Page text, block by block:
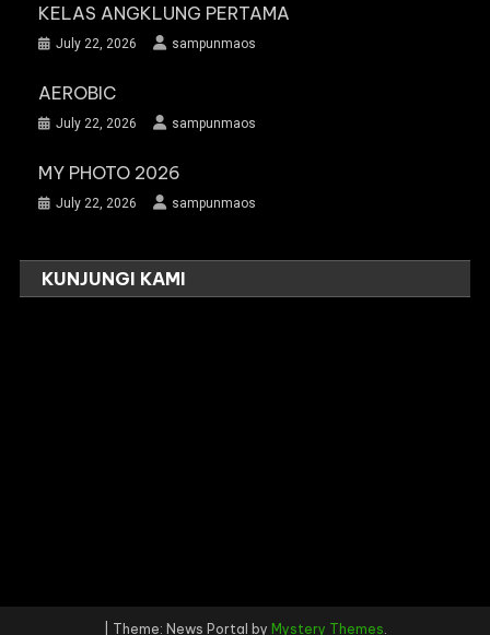
KELAS ANGKLUNG PERTAMA
July 22, 2026 sampunmaos
AEROBIC
July 22, 2026 sampunmaos
MY PHOTO 2026
July 22, 2026 sampunmaos
KUNJUNGI KAMI
Theme: News Portal by Mystery Themes.